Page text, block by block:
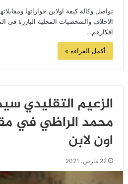
تواصل وكالة كيفة اولاين حواراتها
الاحلاف والشخصيات المحلية البارزة
افكارهم…
أكمل القراءة »
الزعيم التقليدي
محمد الراظي في
اون لابن
22 مارس، 2021